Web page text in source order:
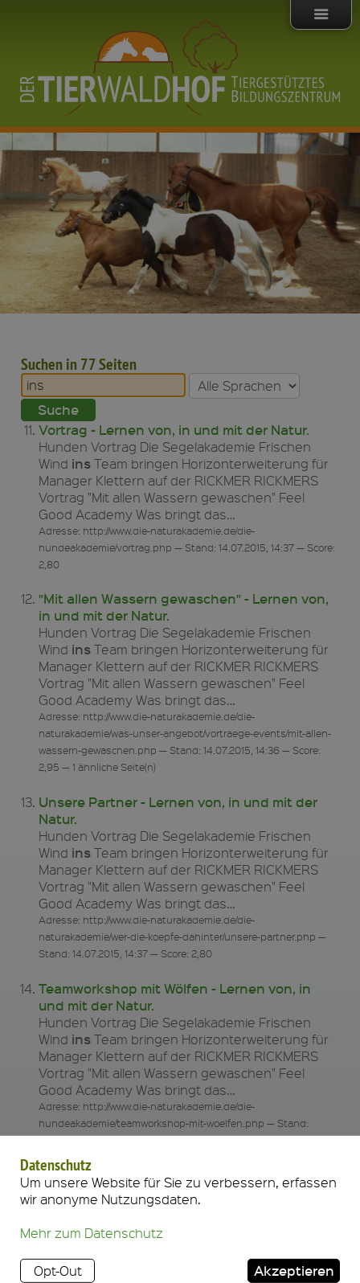
Suchen in 77 Seiten
Vortrag - Lernen von, in und mit der Natur.
Hunden Vortrag Die Segelakademie Frischen
Wind insTeam bringen Horizonterweiterung für
Manager Klettern auf der RICKMER RICKMERS
Vortrag "Mit allen Wassern gewaschen" Feel
Good Academy Was bringt das…
Adresse: http://www.die-naturakademie.de/die-
hundeakademie/vortrag.php — Stand: 14.07.2015, 14:37 — Score:
2,80
"Mit allen Wassern gewaschen" - Lernen von,
in und mit der Natur.
Hunden Vortrag Die Segelakademie Frischen
Wind insTeam bringen Horizonterweiterung für
Manager Klettern auf der RICKMER RICKMERS
Vortrag "Mit allen Wassern gewaschen" Feel
Good Academy Was bringt das…
Adresse: http://www.die-naturakademie.de/die-
naturakademie/was-unser-angebot/vortraege-events/mit-allen-
wassern-gewaschen.php — Stand: 14.07.2015, 14:36 — Score:
2,95 — 1 ähnliche Seite(n)
Unsere Partner - Lernen von, in und mit der
Natur.
Hunden Vortrag Die Segelakademie Frischen
Wind insTeam bringen Horizonterweiterung für
Manager Klettern auf der RICKMER RICKMERS
Vortrag "Mit allen Wassern gewaschen" Feel
Good Academy Was bringt das…
Adresse: http://www.die-naturakademie.de/die-
naturakademie/wer-die-koepfe-dahinter/unsere-partner.php —
Stand: 14.07.2015, 14:37 — Score: 2,80
Teamworkshop mit Wölfen - Lernen von, in
und mit der Natur.
Hunden Vortrag Die Segelakademie Frischen
Wind insTeam bringen Horizonterweiterung für
Manager Klettern auf der RICKMER RICKMERS
Vortrag "Mit allen Wassern gewaschen" Feel
Good Academy Was bringt das…
Adresse: http://www.die-naturakademie.de/die-
hundeakademie/teamworkshop-mit-woelfen.php — Stand:
14.07.2015, 14:37 — Score: 2,80
Suche - Lernen von, in und mit der Natur.
Hunden Vortrag Die Segelakademie Frischen
WindinsTeam bringen Horizonterweiterung für
Manager Klettern auf der RICKMER RICKMERS
Vortrag "Mit allen Wassern gewaschen" Feel
Good Academy Was bringt das…
Adresse: http://www.die-naturakademie.de/suche.php — Stand:
Datenschutz
Um unsere Website für Sie zu verbessern, erfassen
wir anonyme Nutzungsdaten.
Mehr zum Datenschutz
Opt-Out Akzeptieren